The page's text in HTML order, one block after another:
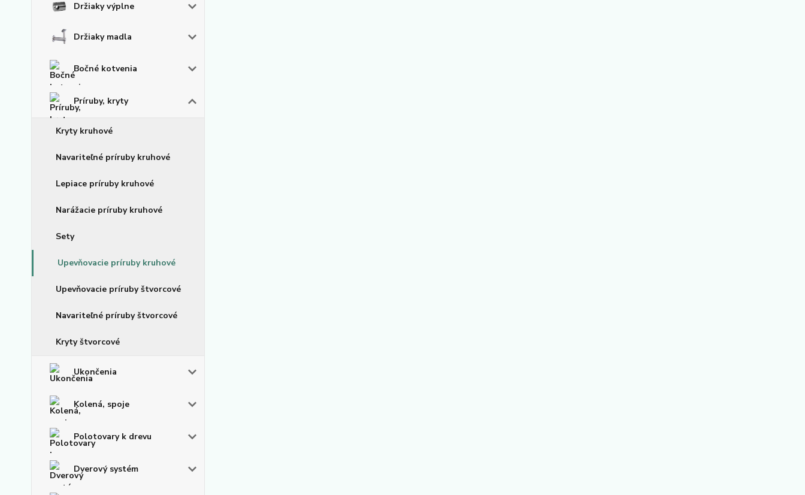
Držiaky výplne
Držiaky madla
Bočné kotvenia
Príruby, kryty
Kryty kruhové
Navariteľné príruby kruhové
Lepiace príruby kruhové
Narážacie príruby kruhové
Sety
Upevňovacie príruby kruhové
Upevňovacie príruby štvorcové
Navariteľné príruby štvorcové
Kryty štvorcové
Ukončenia
Kolená, spoje
Polotovary k drevu
Dverový systém